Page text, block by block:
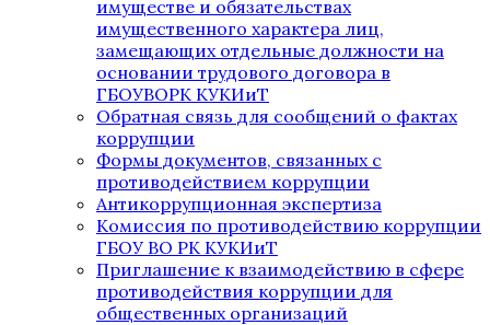
имуществе и обязательствах
имущественного характера лиц,
замещающих отдельные должности на
основании трудового договора в
ГБОУВОРК КУКИиТ
Обратная связь для сообщений о фактах
коррупции
Формы документов, связанных с
противодействием коррупции
Антикоррупционная экспертиза
Комиссия по противодействию коррупции
ГБОУ ВО РК КУКИиТ
Приглашение к взаимодействию в сфере
противодействия коррупции для
общественных организаций